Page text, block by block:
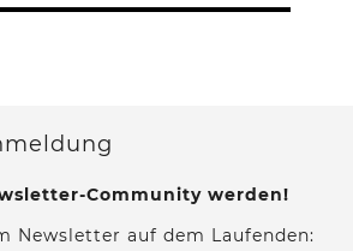
Community werden!
Newsletter auf dem Laufenden: